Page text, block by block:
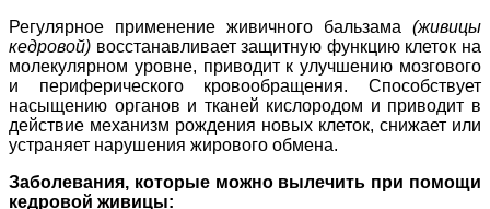
Регулярное применение живичного бальзама (живицы
кедровой) восстанавливает защитную функцию клеток на
молекулярном уровне, приводит к улучшению мозгового
и периферического кровообращения. Способствует
насыщению органов и тканей кислородом и приводит в
действие механизм рождения новых клеток, снижает или
устраняет нарушения жирового обмена.
Заболевания, которые можно вылечить при помощи
кедровой живицы: